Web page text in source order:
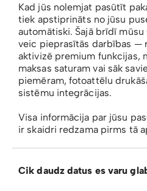
Kad jūs nolemjat pasūtīt
tiek apstiprināts no jūsu
automātiski. Šajā brīdī
veic pieprasītās darbības —
aktivizē premium funkcijas,
maksas saturam vai sāk
piemēram, fotoattēlu
sistēmu integrācijas.
Visa informācija par jūsu
ir skaidri redzama pirms tā
Cik daudz datus es varu